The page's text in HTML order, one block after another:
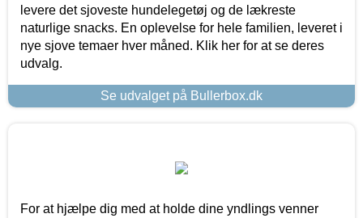
levere det sjoveste hundelegetøj og de lækreste
naturlige snacks. En oplevelse for hele familien, leveret i
nye sjove temaer hver måned. Klik her for at se deres
udvalg.
Se udvalget på Bullerbox.dk
For at hjælpe dig med at holde dine yndlings venner